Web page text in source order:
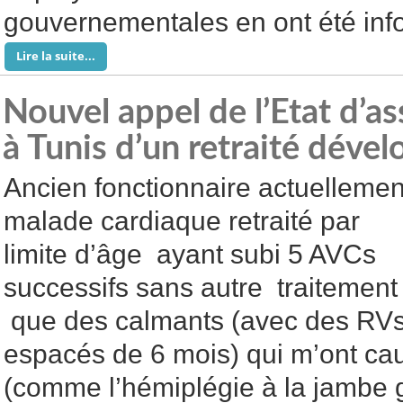
gouvernementales en ont été
Lire la suite...
Nouvel appel de l’Etat
à Tunis d’un retraité
Ancien fonctionnaire
malade cardiaque retraité par
limite d’âge ayant subi 5 AVCs
successifs sans autre traitement
que des calmants (avec des
espacés de 6 mois) qui m’ont
(comme l’hémiplégie à la jambe